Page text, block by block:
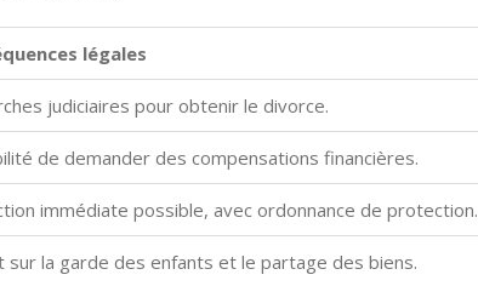
légales
judiciaires pour obtenir le divorce.
de demander des compensations financières.
immédiate possible, avec ordonnance de protection.
sur la garde des enfants et le partage des biens.